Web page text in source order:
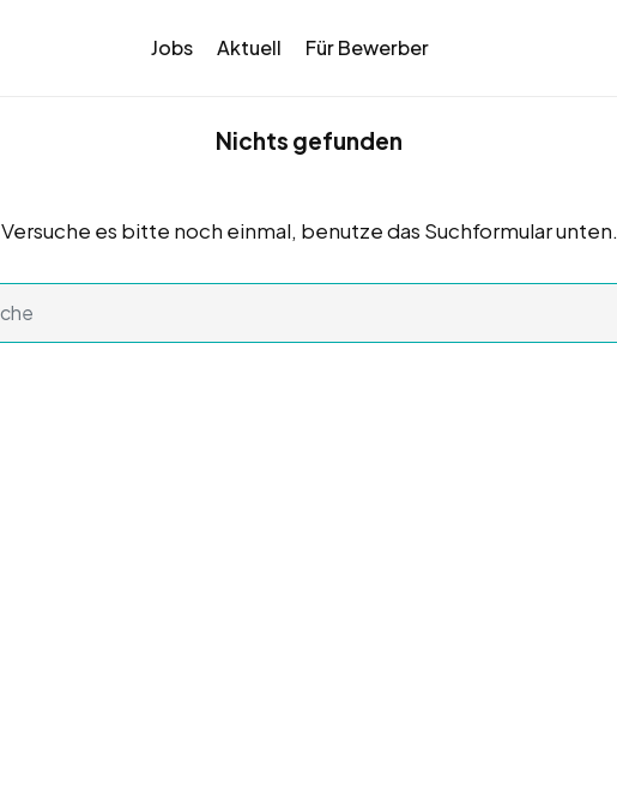
Jobs Aktuell Für Bewerber
Nichts gefunden
Versuche es bitte noch einmal, benutze das Suchformular unten.